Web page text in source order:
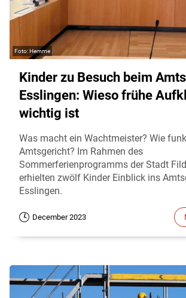
Hemme
Kinder zu Besuch beim
Esslingen: Wieso frühe
wichtig ist
Was macht ein Wachtmeister? Wie
Amtsgericht? Im Rahmen des
Sommerferienprogramms der Stadt
erhielten zwölf Kinder Einblick ins
Esslingen.
December 2023